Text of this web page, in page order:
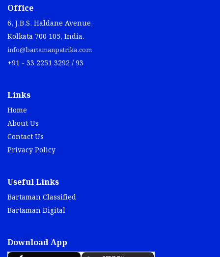
Office
6, J.B.S. Haldane Avenue,
Kolkata 700 105, India.
info@bartamanpatrika.com
+91 - 33 2251 3292 / 93
Links
Home
About Us
Contact Us
Privacy Policy
Useful Links
Bartaman Classified
Bartaman Digital
Download App